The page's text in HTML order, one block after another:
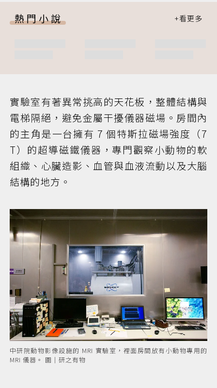
熱門小說
實驗室有著異常挑高的天花板，整體結構與
電梯隔絕，避免金屬干擾儀器磁場。房間內
的主角是一台擁有 7 個特斯拉磁場強度（7
T）的超導磁鐵儀器，專門觀察小動物的軟
組織、心臟造影、血管與血液流動以及大腦
結構的地方。
中研院動物影像設施的 MRI 實驗室，裡面房間放有小動物專用的
MRI 儀器。 圖｜研之有物